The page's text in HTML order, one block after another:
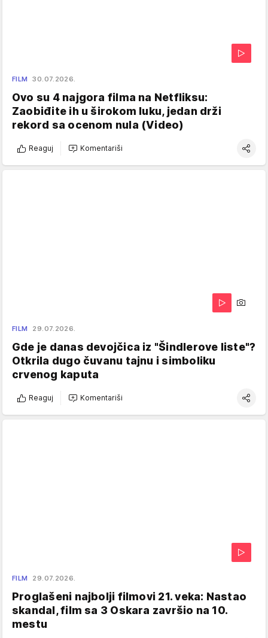
FILM 30.07.2026.
Ovo su 4 najgora filma na Netfliksu:
Zaobiđite ih u širokom luku, jedan drži
rekord sa ocenom nula (Video)
Reaguj Komentariši
FILM 29.07.2026.
Gde je danas devojčica iz "Šindlerove liste"?
Otkrila dugo čuvanu tajnu i simboliku
crvenog kaputa
Reaguj Komentariši
FILM 29.07.2026.
Proglašeni najbolji filmovi 21. veka: Nastao
skandal, film sa 3 Oskara završio na 10.
mestu